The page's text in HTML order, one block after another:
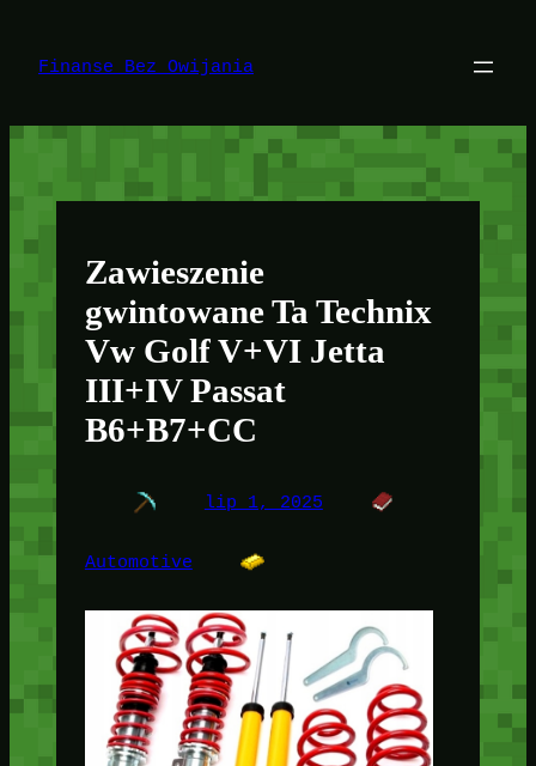
treści
Finanse Bez Owijania
Zawieszenie
gwintowane Ta Technix
Vw Golf V+VI Jetta
III+IV Passat
B6+B7+CC
lip 1, 2025
Automotive